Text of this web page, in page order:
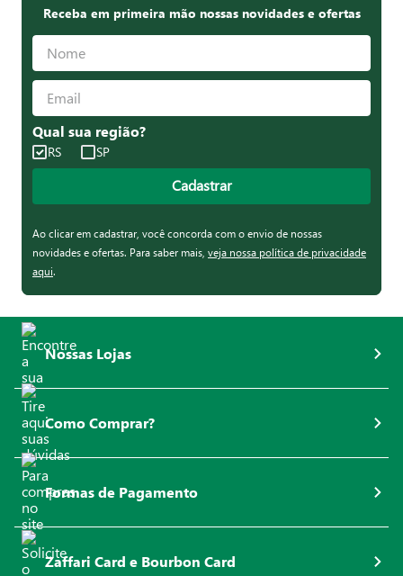
Receba em primeira mão nossas novidades e ofertas
Qual sua região?
RS SP
Cadastrar
Ao clicar em cadastrar, você concorda com o envio de nossas
novidades e ofertas. Para saber mais, veja nossa política de privacidade
aqui.
Nossas Lojas
Como Comprar?
Formas de Pagamento
Zaffari Card e Bourbon Card